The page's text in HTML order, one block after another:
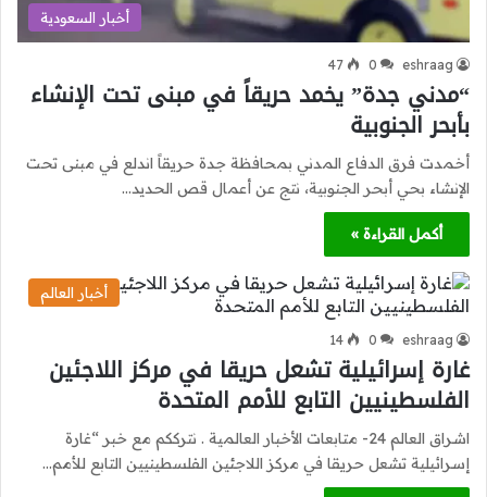
أخبار السعودية
eshraag
0
47
“مدني جدة” يخمد حريقاً في مبنى تحت الإنشاء
بأبحر الجنوبية
أخمدت فرق الدفاع المدني بمحافظة جدة حريقاً اندلع في مبنى تحت
الإنشاء بحي أبحر الجنوبية، نتج عن أعمال قص الحديد…
أكمل القراءة »
أخبار العالم
eshraag
0
14
غارة إسرائيلية تشعل حريقا في مركز اللاجئين
الفلسطينيين التابع للأمم المتحدة
اشراق العالم 24- متابعات الأخبار العالمية . نترككم مع خبر “غارة
إسرائيلية تشعل حريقا في مركز اللاجئين الفلسطينيين التابع للأمم…